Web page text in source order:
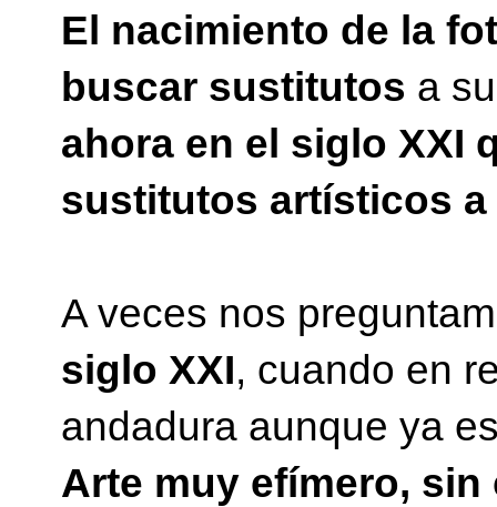
El nacimiento de la
buscar sustitutos a
ahora en el siglo XXI
sustitutos artísticos
A veces nos
siglo XXI, cuando en
andadura aunque ya
Arte muy efímero,